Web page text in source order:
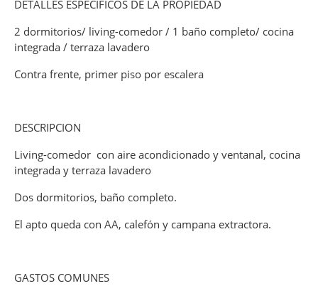
DETALLES ESPECÍFICOS DE LA PROPIEDAD
2 dormitorios/ living-comedor / 1 baño completo/ cocina
integrada / terraza lavadero
Contra frente, primer piso por escalera
DESCRIPCION
Living-comedor con aire acondicionado y ventanal, cocina
integrada y terraza lavadero
Dos dormitorios, baño completo.
El apto queda con AA, calefón y campana extractora.
GASTOS COMUNES